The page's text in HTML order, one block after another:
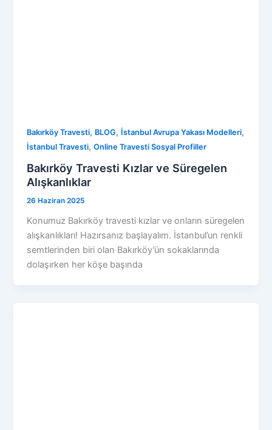
Bakırköy Travesti, BLOG, İstanbul Avrupa Yakası Modelleri,
İstanbul Travesti,Online Travesti Sosyal Profiller
Bakırköy Travesti Kızlar ve Süregelen
Alışkanlıklar
26 Haziran 2025
Konumuz Bakırköy travesti kızlar ve onların süregelen
alışkanlıkları! Hazırsanız başlayalım. İstanbul’un renkli
semtlerinden biri olan Bakırköy’ün sokaklarında
dolaşırken her köşe başında